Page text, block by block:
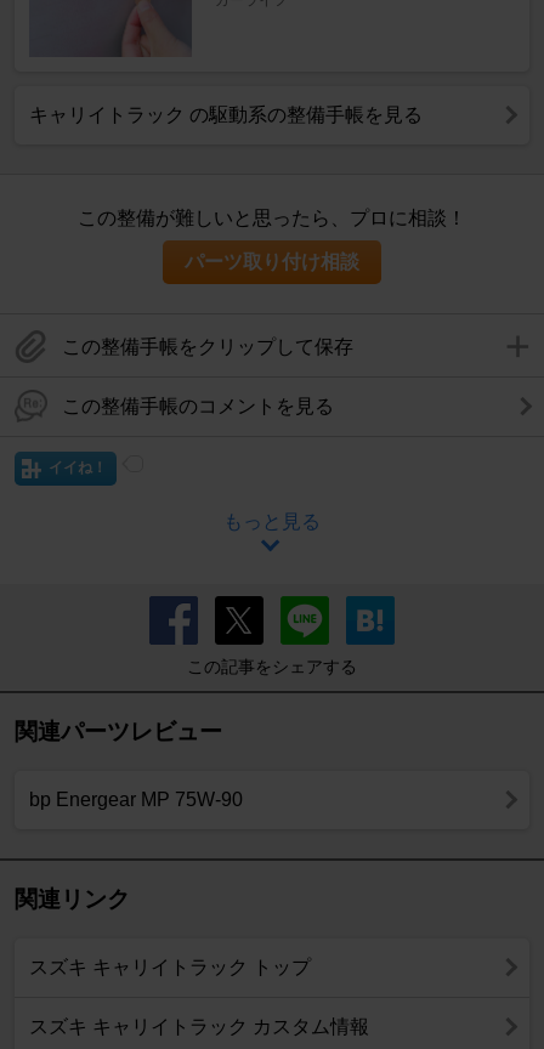
キャリイトラック の駆動系の整備手帳を見る
この整備が難しいと思ったら、プロに相談！
パーツ取り付け相談
この整備手帳をクリップして保存
この整備手帳のコメントを見る
イイね！
もっと見る
この記事をシェアする
関連パーツレビュー
bp Energear MP 75W-90
関連リンク
スズキ キャリイトラック トップ
スズキ キャリイトラック カスタム情報